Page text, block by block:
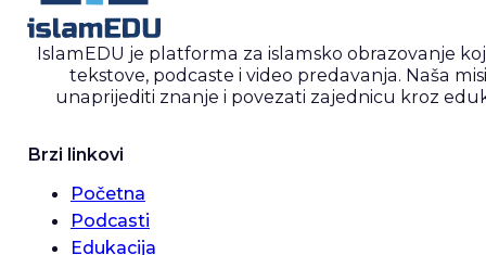
IslamEDU je platforma za islamsko obrazovanje
tekstove, podcaste i video predavanja. Naša
unaprijediti znanje i povezati zajednicu kroz
Brzi linkovi
Početna
Podcasti
Edukacija